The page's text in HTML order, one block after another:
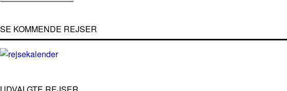
SE KOMMENDE REJSER